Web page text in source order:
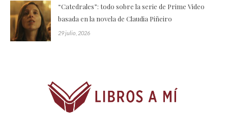
“Catedrales”: todo sobre la serie de Prime Video
basada en la novela de Claudia Piñeiro
29 julio, 2026